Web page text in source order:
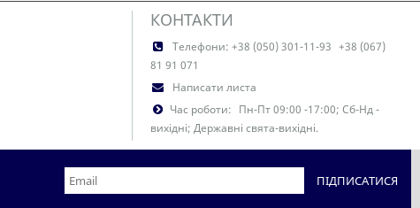
КОНТАКТИ
Телефони: +38 (050) 301-11-93 +38 (067)
81 91 071
Написати листа
Час роботи: Пн-Пт 09:00 -17:00; Сб-Нд -
вихідні; Державні свята-вихідні.